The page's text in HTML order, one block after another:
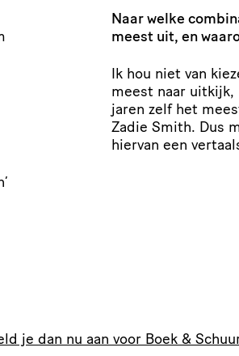
Naar welke
meest uit, en
Ik hou niet van
meest naar uitkijk,
jaren zelf het
Zadie Smith. Dus
hiervan een
je dan nu aan voor Boek &